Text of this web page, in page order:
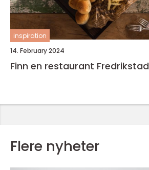
inspiration
14. February 2024
Finn en restaurant Fredrikstad
Flere nyheter